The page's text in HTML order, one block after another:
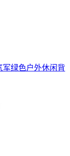
军绿色户外休闲背